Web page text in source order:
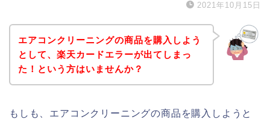
2021年10月15日
エアコンクリーニングの商品を購入しよう
として、楽天カードエラーが出てしまっ
た！という方はいませんか？
もしも、エアコンクリーニングの商品を購入しようと